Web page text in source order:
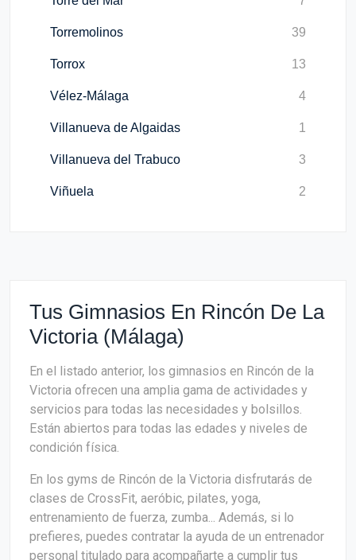
Torremolinos 39
Torrox 13
Vélez-Málaga 4
Villanueva de Algaidas 1
Villanueva del Trabuco 3
Viñuela 2
Tus Gimnasios En Rincón De La
Victoria (Málaga)
En el listado anterior, los gimnasios en Rincón de la
Victoria ofrecen una amplia gama de actividades y
servicios para todas las necesidades y bolsillos.
Están abiertos para todas las edades y niveles de
condición física.
En los gyms de Rincón de la Victoria disfrutarás de
clases de CrossFit, aeróbic, pilates, yoga,
entrenamiento de fuerza, zumba... Además, si lo
prefieres, puedes contratar la ayuda de un entrenador
personal titulado para acompañarte a cumplir tus